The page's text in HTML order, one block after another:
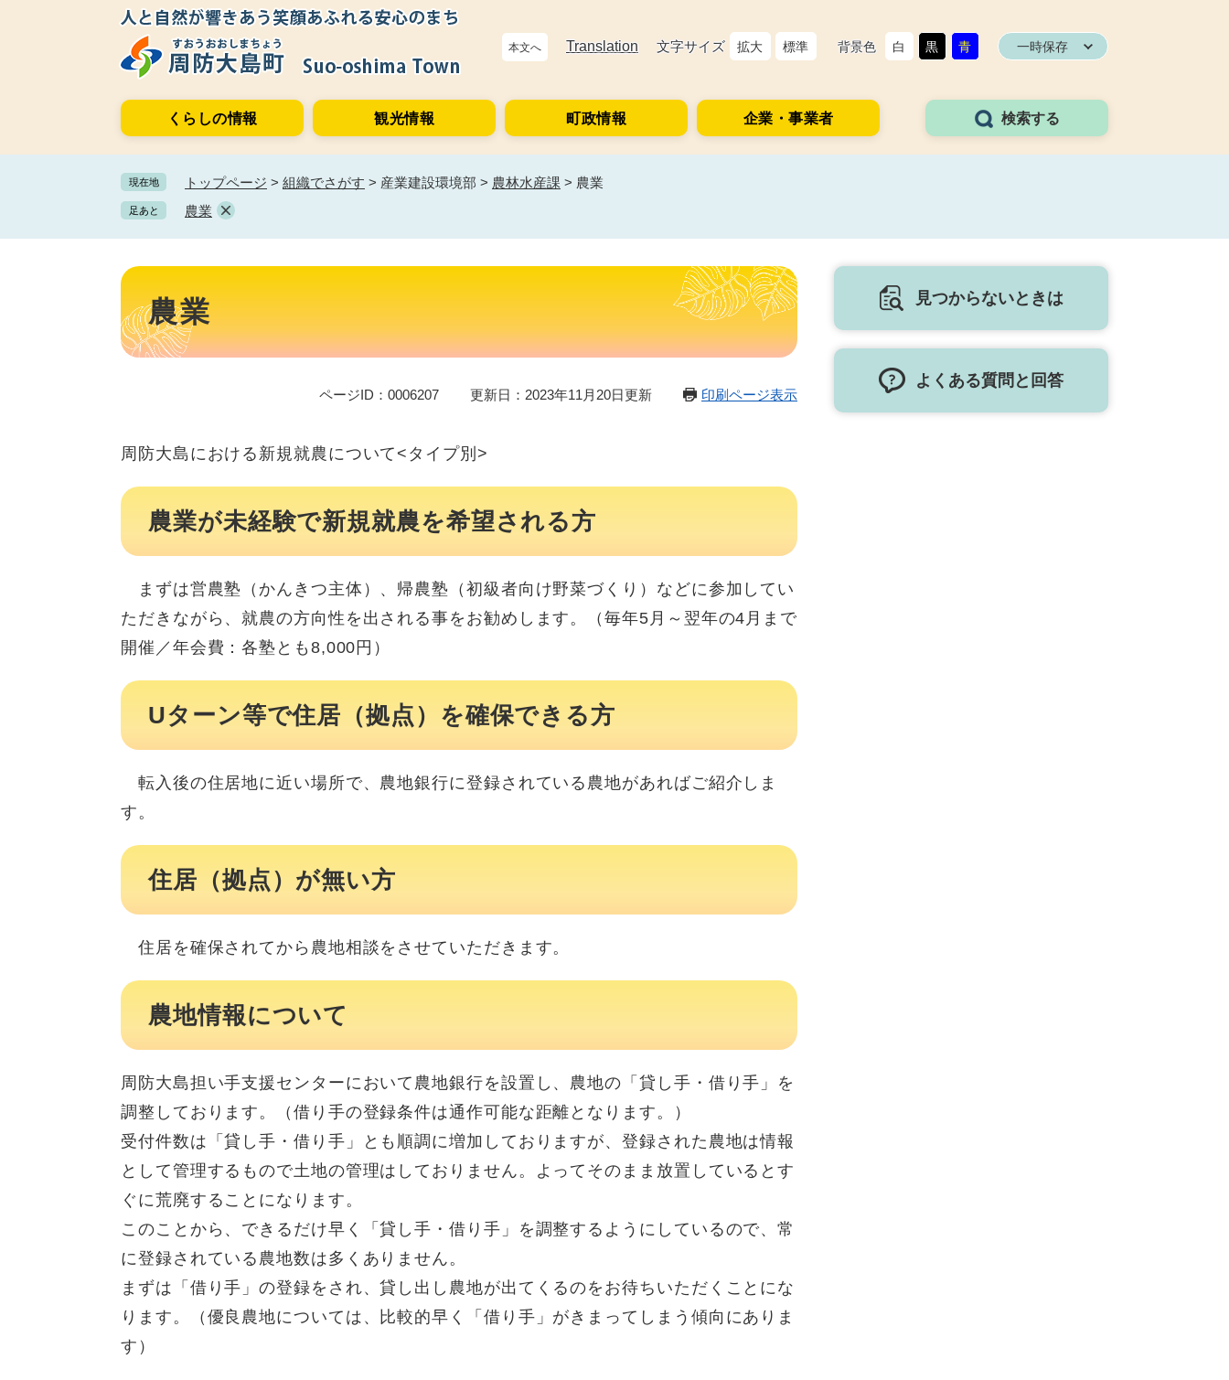
本文へ Translation 文字サイズ 拡大 標準 背景色 白 黒 青 一時保存
くらしの情報 観光情報 町政情報 企業・事業者 検索する
現在地 トップページ > 組織でさがす > 産業建設環境部 > 農林水産課 > 農業
足あと 農業
本
農業
ページID：0006207 更新日：2023年11月20日更新 印刷ページ表示
周防大島における新規就農について<タイプ別>
農業が未経験で新規就農を希望される方
まずは営農塾（かんきつ主体）、帰農塾（初級者向け野菜づくり）などに参加してい
ただきながら、就農の方向性を出される事をお勧めします。（毎年5月～翌年の4月まで
開催／年会費：各塾とも8,000円）
Uターン等で住居（拠点）を確保できる方
転入後の住居地に近い場所で、農地銀行に登録されている農地があればご紹介しま
す。
住居（拠点）が無い方
住居を確保されてから農地相談をさせていただきます。
農地情報について
周防大島担い手支援センターにおいて農地銀行を設置し、農地の「貸し手・借り手」を
調整しております。（借り手の登録条件は通作可能な距離となります。）
受付件数は「貸し手・借り手」とも順調に増加しておりますが、登録された農地は情報
として管理するもので土地の管理はしておりません。よってそのまま放置しているとす
ぐに荒廃することになります。
このことから、できるだけ早く「貸し手・借り手」を調整するようにしているので、常
に登録されている農地数は多くありません。
まずは「借り手」の登録をされ、貸し出し農地が出てくるのをお待ちいただくことにな
ります。（優良農地については、比較的早く「借り手」がきまってしまう傾向にありま
す）
見つからないときは
よくある質問と回答